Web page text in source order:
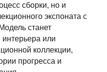
сборки, но и
экспоната с
станет
или
коллекции,
прогресса и